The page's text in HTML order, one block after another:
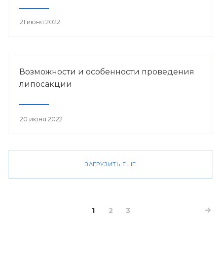
21 июня 2022
Возможности и особенности проведения
липосакции
20 июня 2022
ЗАГРУЗИТЬ ЕЩЕ
1 2 3